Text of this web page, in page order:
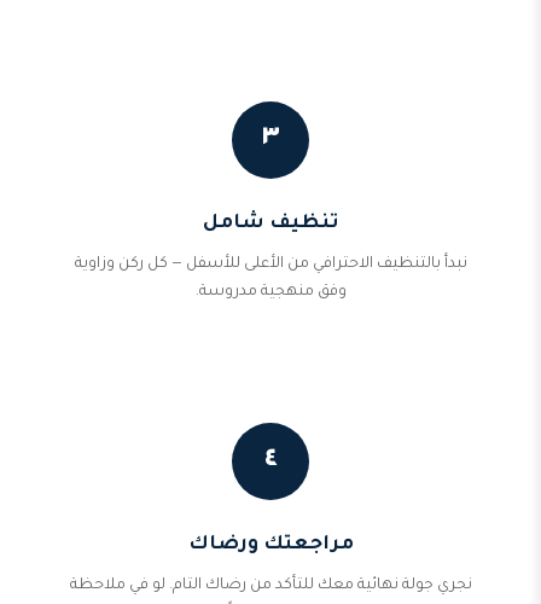
٣
تنظيف شامل
نبدأ بالتنظيف الاحترافي من الأعلى للأسفل — كل ركن وزاوية
وفق منهجية مدروسة.
٤
مراجعتك ورضاك
نجري جولة نهائية معك للتأكد من رضاك التام. لو في ملاحظة